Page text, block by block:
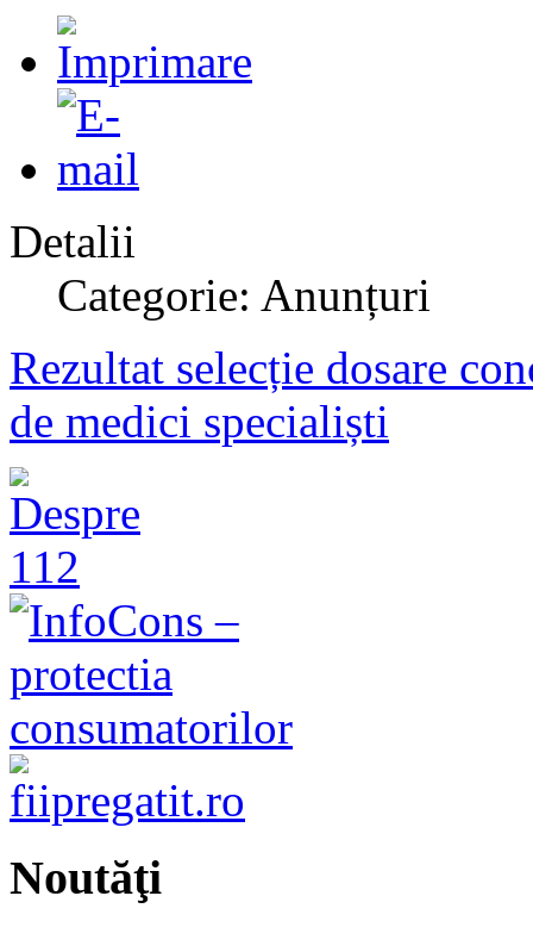
Detalii
Categorie: Anunțuri
Rezultat selecție dosare
de medici specialiști
Noutăţi